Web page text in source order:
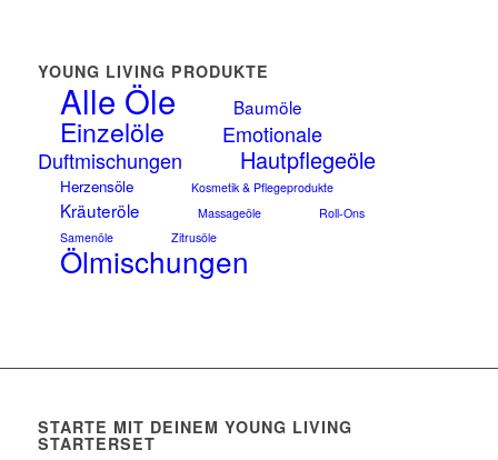
YOUNG LIVING PRODUKTE
Alle Öle Baumöle
Einzelöle
Emotionale
Duftmischungen
Hautpflegeöle
Herzensöle Kosmetik & Pflegeprodukte
Kräuteröle Massageöle
Roll-Ons
Samenöle
Zitrusöle
Ölmischungen
STARTE MIT DEINEM YOUNG LIVING
STARTERSET